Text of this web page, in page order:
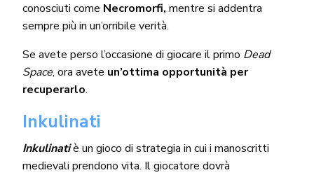
conosciuti come Necromorfi, mentre si addentra
sempre più in un’orribile verità.
Se avete perso l’occasione di giocare il primo Dead
Space, ora avete un’ottima opportunità per
recuperarlo.
Inkulinati
Inkulinatiè un gioco di strategia in cui i manoscritti
medievali prendono vita. Il giocatore dovrà